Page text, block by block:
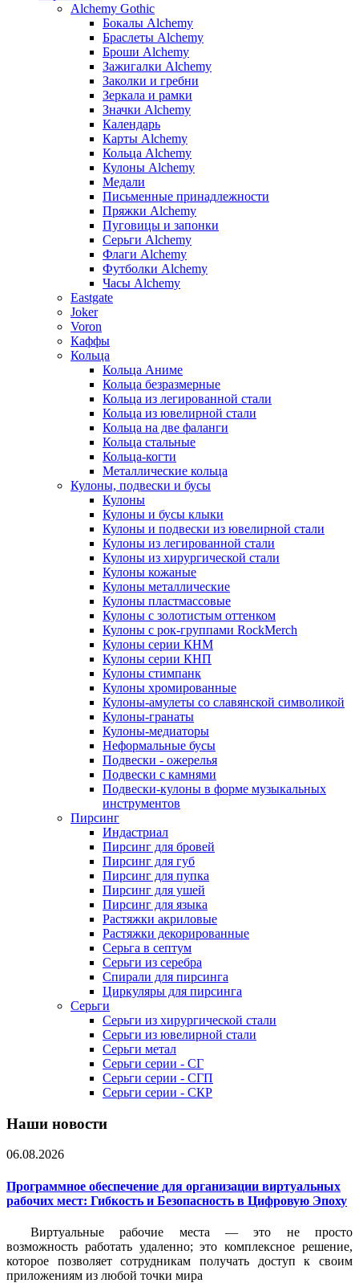
Alchemy Gothic
Бокалы Alchemy
Браслеты Alchemy
Броши Alchemy
Зажигалки Alchemy
Заколки и гребни
Зеркала и рамки
Значки Alchemy
Календарь
Карты Alchemy
Кольца Alchemy
Кулоны Alchemy
Медали
Письменные принадлежности
Пряжки Alchemy
Пуговицы и запонки
Серьги Alchemy
Флаги Alchemy
Футболки Alchemy
Часы Alchemy
Eastgate
Joker
Voron
Каффы
Кольца
Кольца Аниме
Кольца безразмерные
Кольца из легированной стали
Кольца из ювелирной стали
Кольца на две фаланги
Кольца стальные
Кольца-когти
Металлические кольца
Кулоны, подвески и бусы
Кулоны
Кулоны и бусы клыки
Кулоны и подвески из ювелирной стали
Кулоны из легированной стали
Кулоны из хирургической стали
Кулоны кожаные
Кулоны металлические
Кулоны пластмассовые
Кулоны с золотистым оттенком
Кулоны с рок-группами RockMerch
Кулоны серии КНМ
Кулоны серии КНП
Кулоны стимпанк
Кулоны хромированные
Кулоны-амулеты со славянской символикой
Кулоны-гранаты
Кулоны-медиаторы
Неформальные бусы
Подвески - ожерелья
Подвески с камнями
Подвески-кулоны в форме музыкальных
инструментов
Пирсинг
Индастриал
Пирсинг для бровей
Пирсинг для губ
Пирсинг для пупка
Пирсинг для ушей
Пирсинг для языка
Растяжки акриловые
Растяжки декорированные
Серьга в септум
Серьги из серебра
Спирали для пирсинга
Циркуляры для пирсинга
Серьги
Серьги из хирургической стали
Серьги из ювелирной стали
Серьги метал
Серьги серии - СГ
Серьги серии - СГП
Серьги серии - СКР
Наши новости
06.08.2026
Программное обеспечение для организации виртуальных
рабочих мест: Гибкость и Безопасность в Цифровую Эпоху
Виртуальные рабочие места — это не просто
возможность работать удаленно; это комплексное решение,
которое позволяет сотрудникам получать доступ к своим
приложениям из любой точки мира